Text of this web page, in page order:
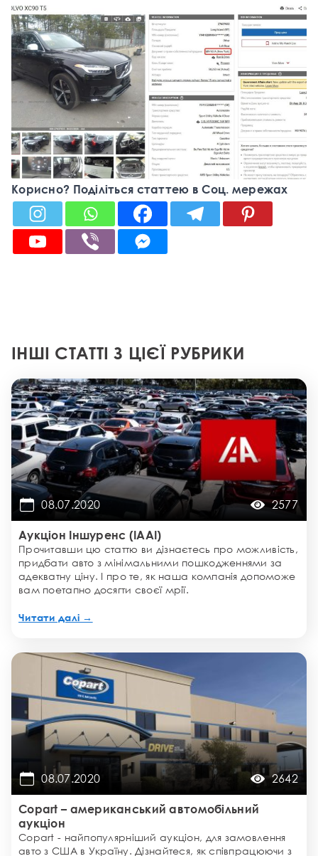
Корисно? Поділіться статтею в Соц. мережах
ІНШІ СТАТТІ З ЦІЄЇ РУБРИКИ
08.07.2020 2577
Аукціон Іншуренс (IAAI)
Прочитавши цю статтю ви дізнаєтесь про можливість,
придбати авто з мінімальними пошкодженнями за
адекватну ціну. І про те, як наша компанія допоможе
вам поетапно досягти своєї мрії.
Читати далі →
08.07.2020 2642
Copart – американський автомобільний
аукціон
Copart - найпопулярніший аукціон, для замовлення
авто з США в Україну. Дізнайтеся, як співпрацюючи з